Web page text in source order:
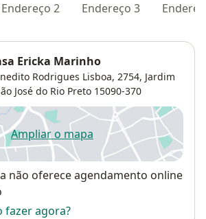
Endereço 2 Endereço 3
Ericka Marinho
Rodrigues Lisboa, 2754, Jardim
José do Rio Preto 15090-370
Ampliar o mapaabre num novo separador
não oferece agendamento online
fazer agora?